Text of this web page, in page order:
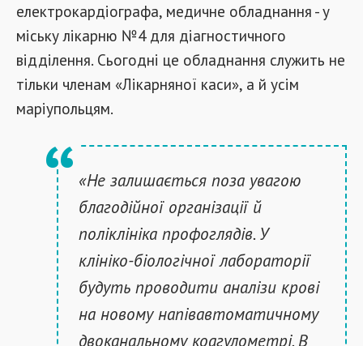
електрокардіографа, медичне обладнання - у
міську лікарню №4 для діагностичного
відділення. Сьогодні це обладнання служить не
тільки членам «Лікарняної каси», а й усім
маріупольцям.
«Не залишається поза увагою
благодійної організації й
поліклініка профоглядів. У
клініко-біологічної лабораторії
будуть проводити аналізи крові
на новому напівавтоматичному
двоканальному коагулометрі. В